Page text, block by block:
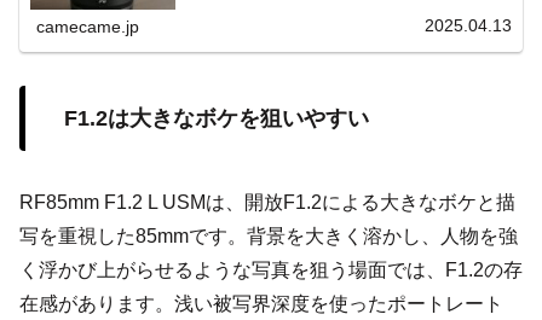
camecame.jp 2025.04.13
F1.2は大きなボケを狙いやすい
RF85mm F1.2 L USMは、開放F1.2による大きなボケと描
写を重視した85mmです。背景を大きく溶かし、人物を強
く浮かび上がらせるような写真を狙う場面では、F1.2の存
在感があります。浅い被写界深度を使ったポートレート